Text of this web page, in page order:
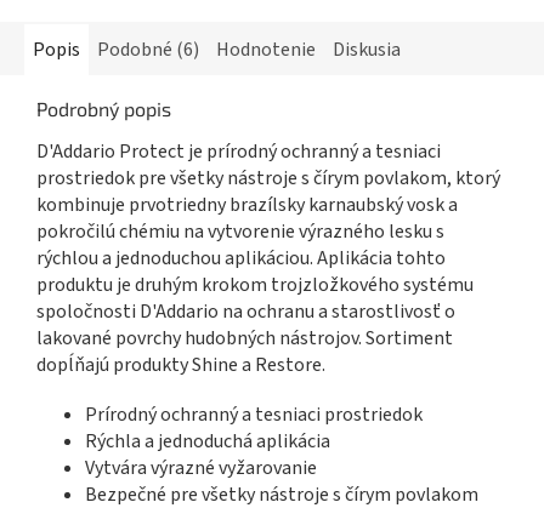
Popis Podobné (6) Hodnotenie Diskusia
Podrobný popis
D'Addario Protect je prírodný ochranný a tesniaci
prostriedok pre všetky nástroje s čírym povlakom, ktorý
kombinuje prvotriedny brazílsky karnaubský vosk a
pokročilú chémiu na vytvorenie výrazného lesku s
rýchlou a jednoduchou aplikáciou. Aplikácia tohto
produktu je druhým krokom trojzložkového systému
spoločnosti D'Addario na ochranu a starostlivosť o
lakované povrchy hudobných nástrojov. Sortiment
dopĺňajú produkty Shine a Restore.
Prírodný ochranný a tesniaci prostriedok
Rýchla a jednoduchá aplikácia
Vytvára výrazné vyžarovanie
Bezpečné pre všetky nástroje s čírym povlakom